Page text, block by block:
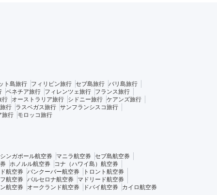
ト島旅行 フィリピン旅行 セブ島旅行 バリ島旅行
ベネチア旅行 フィレンツェ旅行
フランス旅行
行
オーストラリア旅行 シドニー旅行 ケアンズ旅行
行
ラスベガス旅行 サンフランシスコ旅行
旅行
モロッコ旅行
シンガポール航空券 マニラ航空券 セブ島航空券
ホノルル航空券
コナ（ハワイ島）航空券
航空券 バンクーバー航空券
トロント航空券
航空券 バルセロナ航空券
マドリード航空券
航空券
オークランド航空券 ドバイ航空券 カイロ航空券